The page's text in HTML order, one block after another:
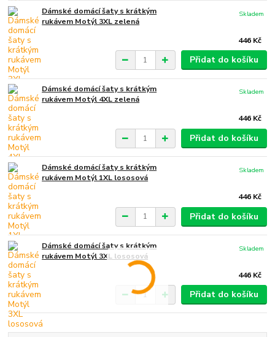
Dámské domácí šaty s krátkým
rukávem Motýl 3XL zelená
446 Kč
Skladem
Přidat do košíku
Dámské domácí šaty s krátkým
rukávem Motýl 4XL zelená
446 Kč
Skladem
Přidat do košíku
Dámské domácí šaty s krátkým
rukávem Motýl 1XL lososová
446 Kč
Skladem
Přidat do košíku
Dámské domácí šaty s krátkým
rukávem Motýl 3XL lososová
446 Kč
Skladem
Přidat do košíku